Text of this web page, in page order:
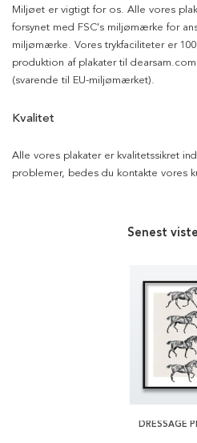
Miljøet er vigtigt for os. Alle vores
forsynet med FSC's miljømærke for
miljømærke. Vores trykfaciliteter er
produktion af plakater til
(svarende til EU-miljømærket).
Kvalitet
Alle vores plakater er kvalitetssikret
problemer, bedes du kontakte vores
Senest
DRESSAGE